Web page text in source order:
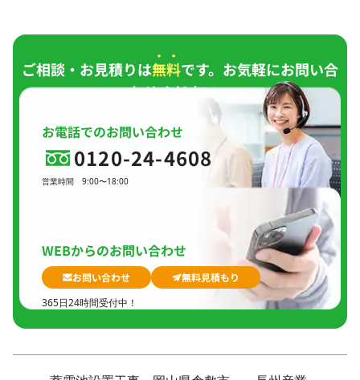
ご相談・お見積りは無料です。お気軽にお問い合
わせください。
お電話でのお問い合わせ
0120-24-4608
営業時間
9:00〜18:00
WEBからのお問い合わせ
お問い合わせ
無料見積もり
365日24時間受付中！